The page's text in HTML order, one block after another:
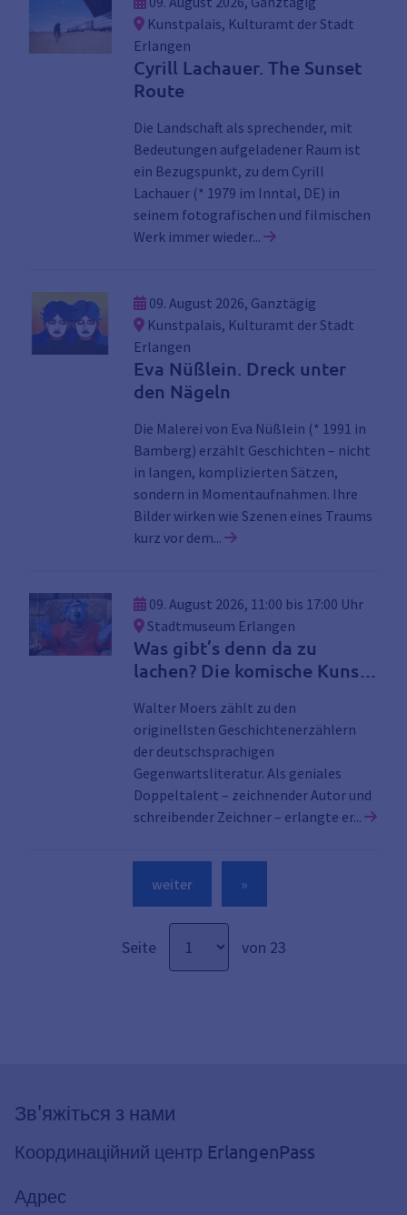
Kunstpalais, Kulturamt der Stadt
Erlangen
Cyrill Lachauer. The Sunset
Route
Die Landschaft als sprechender, mit
Bedeutungen aufgeladener Raum ist
ein Bezugspunkt, zu dem Cyrill
Lachauer (* 1979 im Inntal, DE) in
seinem fotografischen und filmischen
Werk immer wieder...
Link zu den Details
09. August 2026, Ganztägig
Kunstpalais, Kulturamt der Stadt
Erlangen
Eva Nüßlein. Dreck unter
den Nägeln
Die Malerei von Eva Nüßlein (* 1991 in
Bamberg) erzählt Geschichten – nicht
in langen, komplizierten Sätzen,
sondern in Momentaufnahmen. Ihre
Bilder wirken wie Szenen eines Traums
kurz vor dem...
Link zu den Details der
09. August 2026, 11:00 bis 17:00 Uhr
Stadtmuseum Erlangen
Was gibt’s denn da zu
lachen? Die komische Kunst
Walter Moers zählt zu den
originellsten Geschichtenerzählern
der deutschsprachigen
Gegenwartsliteratur. Als geniales
Doppeltalent – zeichnender Autor und
schreibender Zeichner – erlangte er...
Link
Seite von 23
weiter »
Зв'яжіться з нами
Координаційний центр ErlangenPass
Адрес